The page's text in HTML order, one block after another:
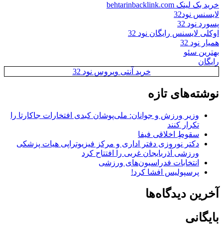
خرید بک لینک behtarinbacklink.com
لایسنس نود32
پسورد نود 32
اوکلی لایسنس رایگان نود 32
همیار نود 32
بهترین سئو
رایگان
خرید آنتی ویروس نود 32
نوشته‌های تازه
وزیر ورزش و جوانان: ملی‌پوشان کبدی افتخارات جاکارتا را
تکرار کنند
سقوطِ اخلاقی فیفا
دکتر نوروزی دفتر اداری و مرکز فیزیوتراپی هیات پزشکی
ورزشی آذربایجان غربی را افتتاح کرد
انتخابات فدراسیون‌های ورزشی
پرسپولیس افشا کرد!
آخرین دیدگاه‌ها
بایگانی